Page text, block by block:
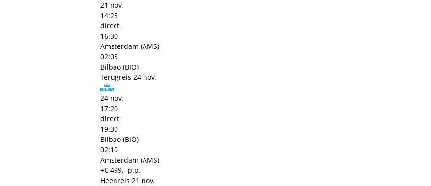
21 nov.
14:25
direct
16:30
Amsterdam (AMS)
02:05
Bilbao (BIO)
Terugreis 24 nov.
24 nov.
17:20
direct
19:30
Bilbao (BIO)
02:10
Amsterdam (AMS)
+€ 499,- p.p.
Heenreis 21 nov.